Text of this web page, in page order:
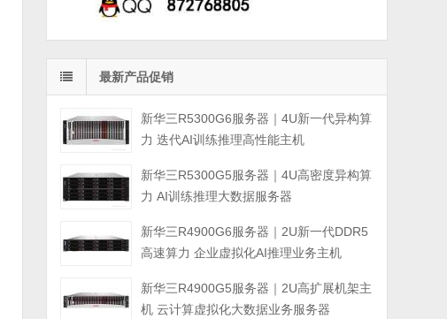
最新产品促销
新华三R5300G6服务器｜4U新一代异构算
力 迭代AI训练推理高性能主机
新华三R5300G5服务器｜4U高密度异构算
力 AI训练推理大数据服务器
新华三R4900G6服务器｜2U新一代DDR5
高速算力 企业虚拟化AI推理业务主机
新华三R4900G5服务器｜2U高扩展机架主
机 云计算虚拟化大数据业务服务器